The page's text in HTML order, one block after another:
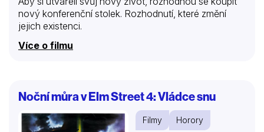
nový konferenční stolek. Rozhodnutí, které změní
jejich existenci.
Více o filmu
Noční můra v Elm Street 4: Vládce snu
Filmy Horory